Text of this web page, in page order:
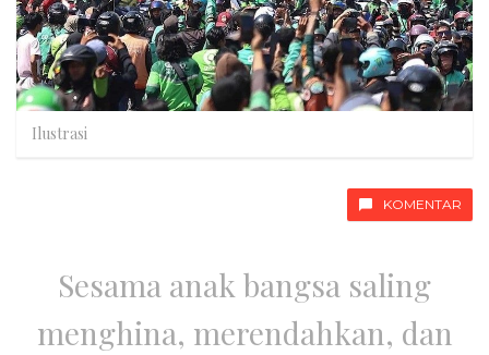
Ilustrasi
KOMENTAR
Sesama anak bangsa saling
menghina, merendahkan, dan